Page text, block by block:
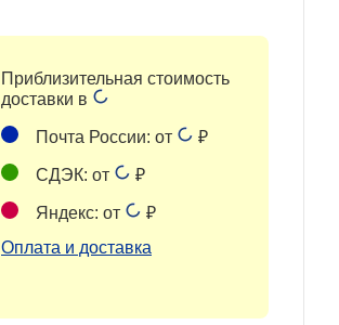
Приблизительная стоимость
доставки в
Почта России: от ₽
СДЭК: от ₽
Яндекс: от
₽
Оплата и доставка